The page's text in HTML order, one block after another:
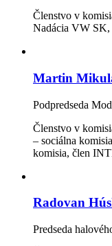
Členstvo v
Nadácia VW
Martin
Podpredseda
Členstvo v
– sociálna
komisia, člen
Radovan
Predseda